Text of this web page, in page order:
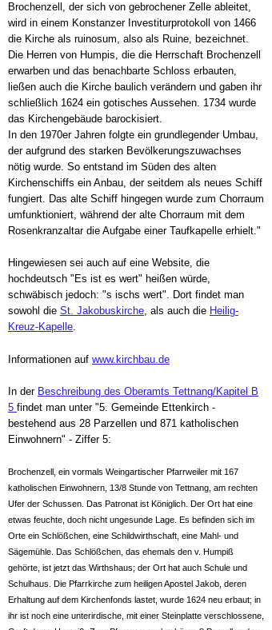
Brochenzell, der sich von gebrochener Zelle ableitet,
wird in einem Konstanzer Investiturprotokoll von 1466
die Kirche als ruinosum, also als Ruine, bezeichnet.
Die Herren von Humpis, die die Herrschaft Brochenzell
erwarben und das benachbarte Schloss erbauten,
ließen auch die Kirche baulich verändern und gaben ihr
schließlich 1624 ein gotisches Aussehen. 1734 wurde
das Kirchengebäude barockisiert.
In den 1970er Jahren folgte ein grundlegender Umbau,
der aufgrund des starken Bevölkerungszuwachses
nötig wurde. So entstand im Süden des alten
Kirchenschiffs ein Anbau, der seitdem als neues Schiff
fungiert. Das alte Schiff hingegen wurde zum Chorraum
umfunktioniert, während der alte Chorraum mit dem
Rosenkranzaltar die Aufgabe einer Taufkapelle erhielt."
Hingewiesen sei auch auf eine Website, die
hochdeutsch "Es ist es wert" heißen würde,
schwäbisch jedoch: "s ischs wert". Dort findet man
sowohl die St. Jakobuskirche, als auch die Heilig-
Kreuz-Kapelle.
Informationen auf www.kirchbau.de
In der Beschreibung des Oberamts Tettnang/Kapitel B
5 findet man unter "5. Gemeinde Ettenkirch -
bestehend aus 28 Parzellen und 871 katholischen
Einwohnern" - Ziffer 5:
Brochenzell, ein vormals Weingartischer Pfarrweiler mit 167
katholischen Einwohnern, 13/8 Stunde von Tettnang, am rechten
Ufer der Schussen. Das Patronat ist Königlich. Der Ort hat eine
etwas feuchte, doch nicht ungesunde Lage. Es befinden sich im
Orte ein Schlößchen, eine Schildwirthschaft, eine Mahl- und
Sägemühle. Das Schlößchen, das ehemals den v. Humpiß
gehörte, ist jetzt das Wirthshaus; der Ort hat auch Schule und
Schulhaus. Die Pfarrkirche zum heiligen Apostel Jakob, deren
Erhaltung auf dem Kirchenfonds lastet, wurde 1624 neu erbaut; in
ihr ist noch eine unterirdische, mit einer Steinplatte verschlossene,